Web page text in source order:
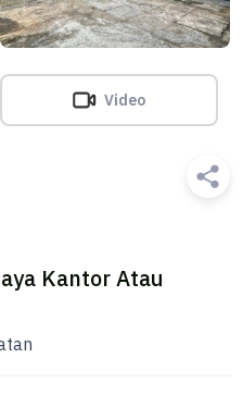
Video
Kantor Atau